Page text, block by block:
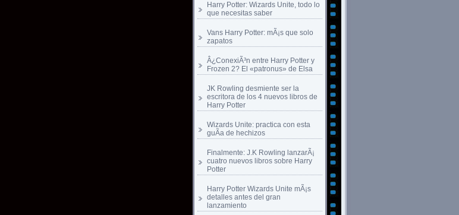
Harry Potter: Wizards Unite, todo lo
que necesitas saber
Vans Harry Potter: mÃ¡s que solo
zapatos
Â¿ConexiÃ³n entre Harry Potter y
Frozen 2? El «patronus» de Elsa
JK Rowling desmiente ser la
escritora de los 4 nuevos libros de
Harry Potter
Wizards Unite: practica con esta
guÃ­a de hechizos
Finalmente: J.K Rowling lanzarÃ¡
cuatro nuevos libros sobre Harry
Potter
Harry Potter Wizards Unite mÃ¡s
detalles antes del gran
lanzamiento